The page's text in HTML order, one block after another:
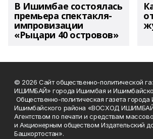
В Ишимбае состоялась
премьера спектакля-
импровизации
«Рыцари 40 островов»
© 2026 Сайт общественно-политической
ИШИМБАЙ» города Ишимбая и
Общественно-политическая газета
Ишимбайского района «ВОСХОД
Агентством по печати и средствам
и Акционерным обществом Издательский
Башкортостан».